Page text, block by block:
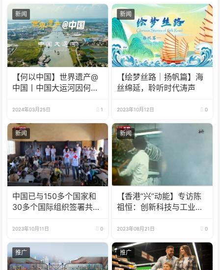
新闻
【何以中国】世界遗产@
中国丨中国大运河因何成
2024年03月25日 1
新闻
【绘梦丝路｜扬帆篇】海
丝绵延，聆听时代涛声
2023年10月12日 0
新闻
中国已与150多个国家和
30多个国际组织签署共建
2023年10月11日 0
新闻
【香港“兴”动能】专访陈
祖恒：创新科技与工业制
待香港发展
2023年08月21日 0
推广 推广